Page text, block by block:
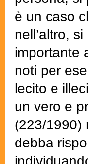
è un caso
nell’altro,
importante
noti per
lecito e
un vero e
(223/1990)
debba